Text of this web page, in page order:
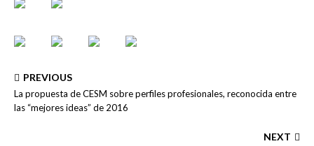
PREVIOUS
La propuesta de CESM sobre perfiles profesionales, reconocida entre
las “mejores ideas” de 2016
NEXT